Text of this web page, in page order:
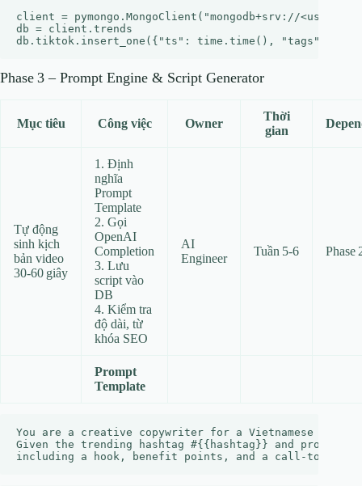
client = pymongo.MongoClient("mongodb+srv://
db = client.trends
Phase 3 – Prompt Engine & Script Generator
Mục tiêu Công việc Owner
Thời
gian
Tự động
sinh kịch
bản video
30‑60 giây
1. Định
nghĩa
Prompt
Template
2. Gọi
OpenAI
Completion
3. Lưu
script vào
DB
4. Kiểm tra
độ dài, từ
khóa SEO
AI
Engineer
Tuần 5‑6 Phase
Prompt
Template
You are a creative copywriter for a Vietnamese
Given the trending hashtag #{{hashtag}} and product